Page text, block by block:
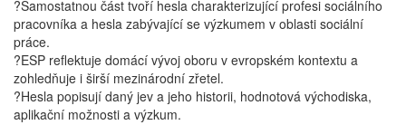
?Samostatnou část tvoří hesla charakterizující profesi sociálního
pracovníka a hesla zabývající se výzkumem v oblasti sociální
práce.
?ESP reflektuje domácí vývoj oboru v evropském kontextu a
zohledňuje i širší mezinárodní zřetel.
?Hesla popisují daný jev a jeho historii, hodnotová východiska,
aplikační možnosti a výzkum.